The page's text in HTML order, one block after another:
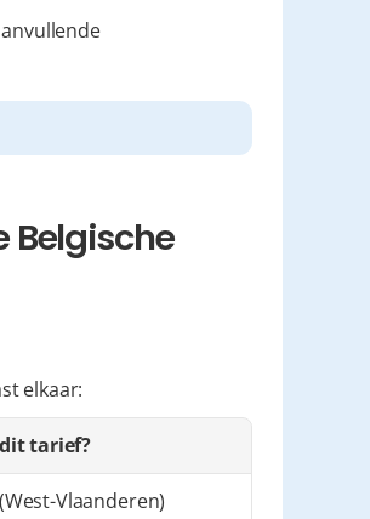
woont, betaal je een aanvullende
Belgische
elkaar:
tarief?
Vlaanderen)